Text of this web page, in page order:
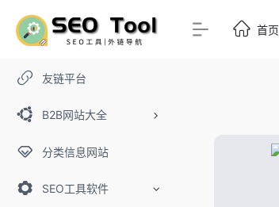
友链平台
B2B网站大全
分类信息网站
SEO工具软件
首页